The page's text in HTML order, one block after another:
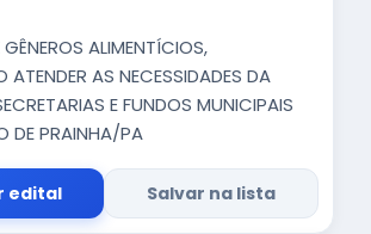
ALIMENTÍCIOS,
ATENDER AS NECESSIDADES DA
E FUNDOS MUNICIPAIS
DE PRAINHA/PA
edital Salvar na lista